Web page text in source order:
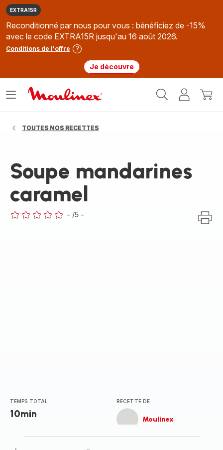
EXTRA15R
Reconditionné par nous pour vous : bénéficiez de -15%
avec le code EXTRA15R jusqu'au 16 août 2026.
Conditions de l'offre
Je découvre
MonMon
Ouvrir
TOUTES NOS RECETTES
Soupe mandarines
caramel
- /5 -
TEMPS TOTAL
10min
RECETTE DE
Moulinex